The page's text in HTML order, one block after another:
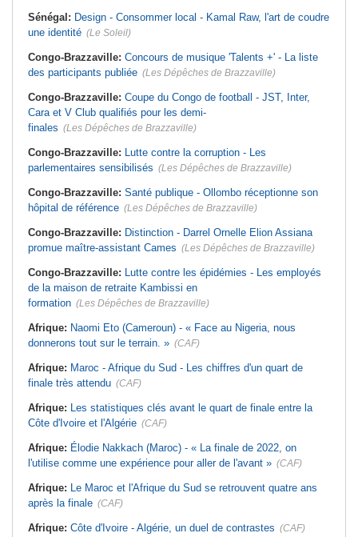
Sénégal: Design - Consommer local - Kamal Raw, l'art de coudre
une identité (Le Soleil)
Congo-Brazzaville: Concours de musique 'Talents +' - La liste
des participants publiée (Les Dépêches de Brazzaville)
Congo-Brazzaville: Coupe du Congo de football - JST, Inter,
Cara et V Club qualifiés pour les demi-
finales (Les Dépêches de Brazzaville)
Congo-Brazzaville: Lutte contre la corruption - Les
parlementaires sensibilisés (Les Dépêches de Brazzaville)
Congo-Brazzaville: Santé publique - Ollombo réceptionne son
hôpital de référence (Les Dépêches de Brazzaville)
Congo-Brazzaville: Distinction - Darrel Ornelle Elion Assiana
promue maître-assistant Cames (Les Dépêches de Brazzaville)
Congo-Brazzaville: Lutte contre les épidémies - Les employés
de la maison de retraite Kambissi en
formation (Les Dépêches de Brazzaville)
Afrique: Naomi Eto (Cameroun) - « Face au Nigeria, nous
donnerons tout sur le terrain. » (CAF)
Afrique: Maroc - Afrique du Sud - Les chiffres d'un quart de
finale très attendu (CAF)
Afrique: Les statistiques clés avant le quart de finale entre la
Côte d'Ivoire et l'Algérie (CAF)
Afrique: Élodie Nakkach (Maroc) - « La finale de 2022, on
l'utilise comme une expérience pour aller de l'avant » (CAF)
Afrique: Le Maroc et l'Afrique du Sud se retrouvent quatre ans
après la finale (CAF)
Afrique: Côte d'Ivoire - Algérie, un duel de contrastes (CAF)